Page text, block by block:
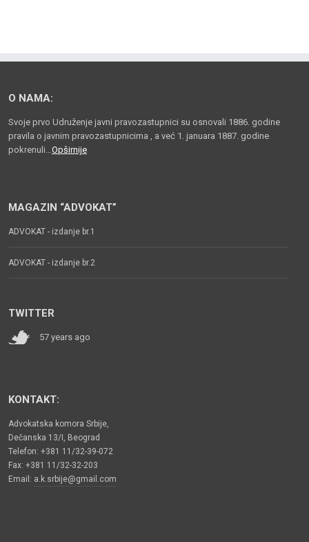
O NAMA:
Svoje prvo Udruženje javni pravozastupnici su osnovali 1886. godine
pravila o javnim pravozastupnicima , a već 1. januara 1887. godine
pokrenuli… Opširnije
MAGAZIN “ADVOKAT”
ADVOKAT - izdanje br.1
ADVOKAT - izdanje br.2
TWITTER
57 years ago
KONTAKT:
Advokatska komora Srbije,
Dečanska 13/I, Beograd
Telefon: +381 11/32-39-072
Fax: +381 11/32-32-203
Email: a.k.srbije@gmail.com